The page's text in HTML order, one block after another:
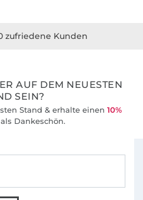
AUF DEM NEUESTEN
SEIN?
Stand & erhalte einen 10%
als Dankeschön.